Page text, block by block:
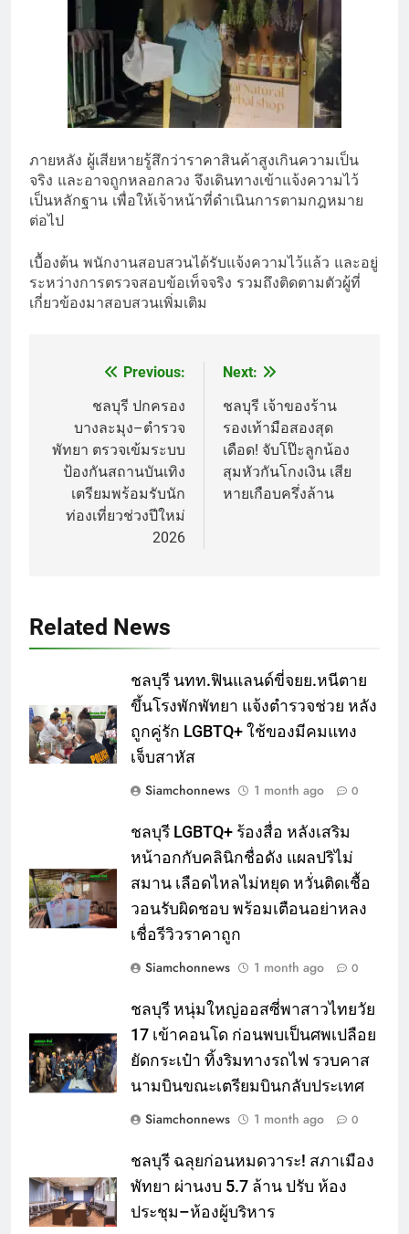
ภายหลัง ผู้เสียหายรู้สึกว่าราคาสินค้าสูงเกินความเป็น
จริง และอาจถูกหลอกลวง จึงเดินทางเข้าแจ้งความไว้
เป็นหลักฐาน เพื่อให้เจ้าหน้าที่ดำเนินการตามกฎหมาย
ต่อไป
เบื้องต้น พนักงานสอบสวนได้รับแจ้งความไว้แล้ว และอยู่
ระหว่างการตรวจสอบข้อเท็จจริง รวมถึงติดตามตัวผู้ที่
เกี่ยวข้องมาสอบสวนเพิ่มเติม
navigation
Previous:
ชลบุรี ปกครอง
บางละมุง–ตำรวจ
พัทยา ตรวจเข้มระบบ
ป้องกันสถานบันเทิง
เตรียมพร้อมรับนัก
ท่องเที่ยวช่วงปีใหม่
2026
Next:
ชลบุรี เจ้าของร้าน
รองเท้ามือสองสุด
เดือด! จับโป๊ะลูกน้อง
สุมหัวกันโกงเงิน เสีย
หายเกือบครึ่งล้าน
Related News
ชลบุรี นทท.ฟินแลนด์ขี่จยย.หนีตาย
ขึ้นโรงพักพัทยา แจ้งตำรวจช่วย หลัง
ถูกคู่รัก LGBTQ+ ใช้ของมีคมแทง
เจ็บสาหัส
Siamchonnews
1 month ago 0
ชลบุรี LGBTQ+ ร้องสื่อ หลังเสริม
หน้าอกกับคลินิกชื่อดัง แผลปริไม่
สมาน เลือดไหลไม่หยุด หวั่นติดเชื้อ
วอนรับผิดชอบ พร้อมเตือนอย่าหลง
เชื่อรีวิวราคาถูก
Siamchonnews
1 month ago 0
ชลบุรี หนุ่มใหญ่ออสซี่พาสาวไทยวัย
17 เข้าคอนโด ก่อนพบเป็นศพเปลือย
ยัดกระเป๋า ทิ้งริมทางรถไฟ รวบคาส
นามบินขณะเตรียมบินกลับประเทศ
Siamchonnews
1 month ago 0
ชลบุรี ฉลุยก่อนหมดวาระ! สภาเมือง
พัทยา ผ่านงบ 5.7 ล้าน ปรับ ห้อง
ประชุม–ห้องผู้บริหาร